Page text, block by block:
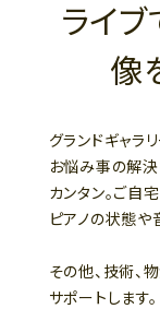
ライ
像
グランドギャラ
お悩み事の解決
カンタン。ご自
ピアノの状態や
その他、技術、
サポートします。